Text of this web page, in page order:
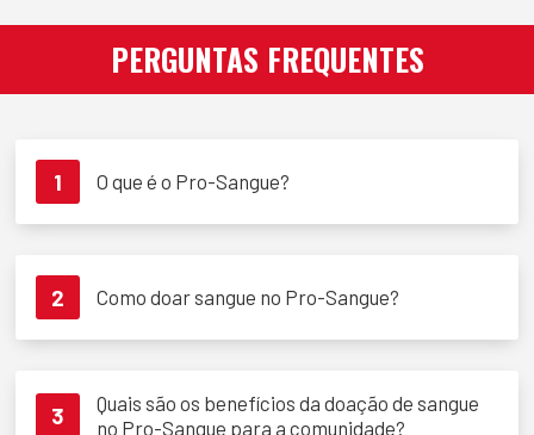
PERGUNTAS FREQUENTES
1 O que é o Pro-Sangue?
2 Como doar sangue no Pro-Sangue?
3
Quais são os benefícios da doação de sangue
no Pro-Sangue para a comunidade?